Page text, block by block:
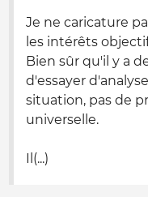
Je ne caricature
les intérêts
Bien sûr qu'il y a
d'essayer
situation, pas de
universelle.
Il(...)